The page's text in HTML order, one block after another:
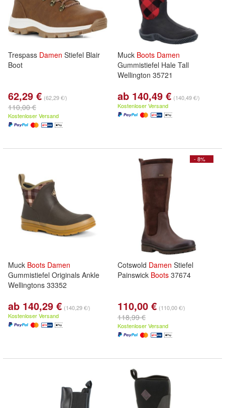
Trespass Damen Stiefel Blair
Boot
62,29 € (62,29 €/)
110,00 €
Kostenloser Versand
Muck Boots Damen
Gummistiefel Hale Tall
Wellington 35721
ab 140,49 € (140,49 €/)
Kostenloser Versand
Muck Boots Damen
Gummistiefel Originals Ankle
Wellingtons 33352
ab 140,29 € (140,29 €/)
Kostenloser Versand
- 8%
Cotswold Damen Stiefel
Painswick Boots 37674
110,00 € (110,00 €/)
118,99 €
Kostenloser Versand